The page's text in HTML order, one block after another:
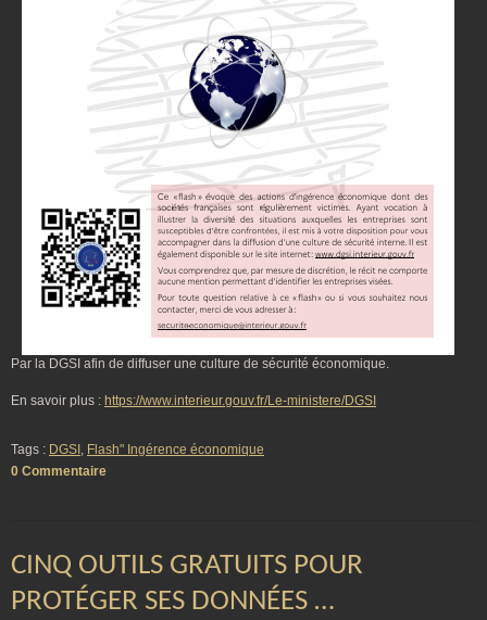
Par la DGSI afin de diffuser une culture de sécurité économique.
En savoir plus : https://www.interieur.gouv.fr/Le-ministere/DGSI
Tags : DGSI , Flash" Ingérence économique
0 Commentaire
CINQ OUTILS GRATUITS POUR
PROTÉGER SES DONNÉES …